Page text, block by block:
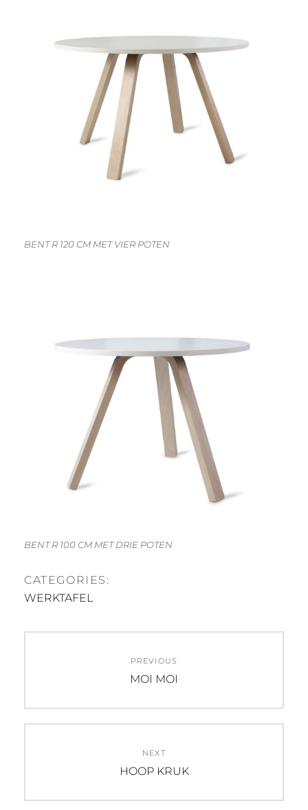
BENT R 120 CM MET VIER POTEN
BENT R 100 CM MET DRIE POTEN
CATEGORIES:
WERKTAFEL
PREVIOUS
Previous
MOI MOI
NEXT
Next
HOOP KRUK